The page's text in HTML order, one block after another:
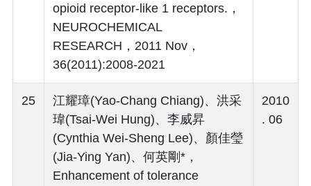
opioid receptor-like 1 receptors.，
NEUROCHEMICAL
RESEARCH，2011 Nov，
36(2011):2008-2021
25
江耀璋(Yao-Chang Chiang)、洪采
瑋(Tsai-Wei Hung)、李威昇
(Cynthia Wei-Sheng Lee)、顏佳瑩
(Jia-Ying Yan)、何英剛*，
Enhancement of tolerance
2010
. 06